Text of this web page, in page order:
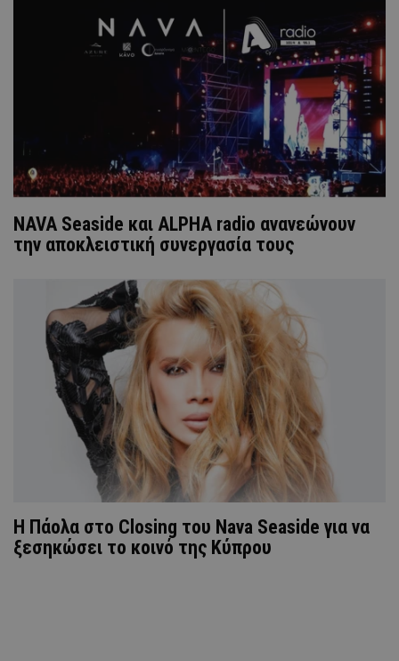
NAVA Seaside και ALPHA radio ανανεώνουν
την αποκλειστική συνεργασία τους
H Πάολα στο Closing του Nava Seaside για να
ξεσηκώσει το κοινό της Κύπρου